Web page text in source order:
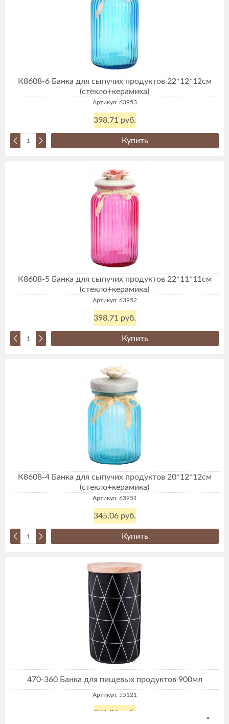
К8608-6 Банка для сыпучих продуктов 22*12*12см
(стекло+керамика)
Артикул: 63953
398,71 руб.
Купить
К8608-5 Банка для сыпучих продуктов 22*11*11см
(стекло+керамика)
Артикул: 63952
398,71 руб.
Купить
К8608-4 Банка для сыпучих продуктов 20*12*12см
(стекло+керамика)
Артикул: 63951
345,06 руб.
Купить
470-360 Банка для пищевых продуктов 900мл
Артикул: 55121
376,06 руб.
×